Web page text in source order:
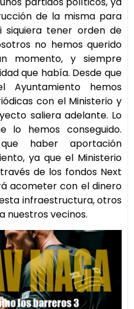
de la misma para
siquiera tener orden de
no hemos querido
momento, y siempre
que había. Desde que
Ayuntamiento hemos
con el Ministerio y
saliera adelante. Lo
lo hemos conseguido.
haber aportación
ya que el Ministerio
de los fondos Next
acometer con el dinero
infraestructura, otros
nuestros vecinos.